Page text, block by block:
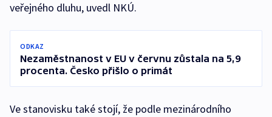
veřejného dluhu, uvedl NKÚ.
ODKAZ
Nezaměstnanost v EU v červnu zůstala na 5,9
procenta. Česko přišlo o primát
Ve stanovisku také stojí, že podle mezinárodního